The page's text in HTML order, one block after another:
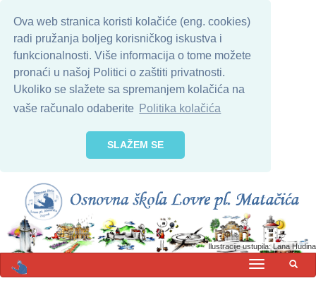
Ova web stranica koristi kolačiće (eng. cookies)
radi pružanja boljeg korisničkog iskustva i
funkcionalnosti. Više informacija o tome možete
pronaći u našoj Politici o zaštiti privatnosti.
Ukoliko se slažete sa spremanjem kolačića na
vaše računalo odaberite Politika kolačića
SLAŽEM SE
Ilustracije ustupila: Lana Hudina
MENU